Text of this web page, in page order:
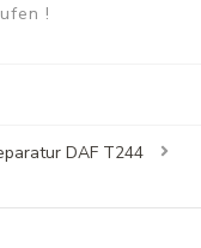
!
DAF T244